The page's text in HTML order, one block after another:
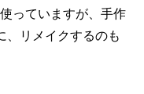
っていますが、手作
、リメイクするのも